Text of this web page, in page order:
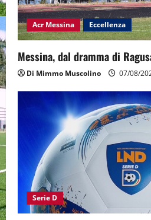
Acr Messina Eccellenza
Messina, dal dramma di
Di Mimmo Muscolino 07/08/
Serie D